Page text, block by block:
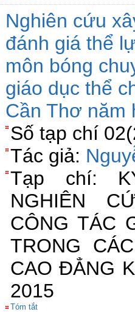
Nghiên cứu
đánh giá thể
môn bóng
giáo dục thể
Cần Thơ năm
Số tạp chí
Tác giả:
Tạp chí:
NGHIÊN
CÔNG TÁC
TRONG
CAO ĐẲNG
2015
Tóm tắt